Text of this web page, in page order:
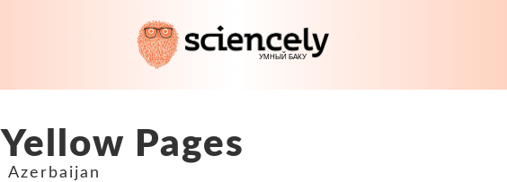
Yellow Pages
Azerbaijan